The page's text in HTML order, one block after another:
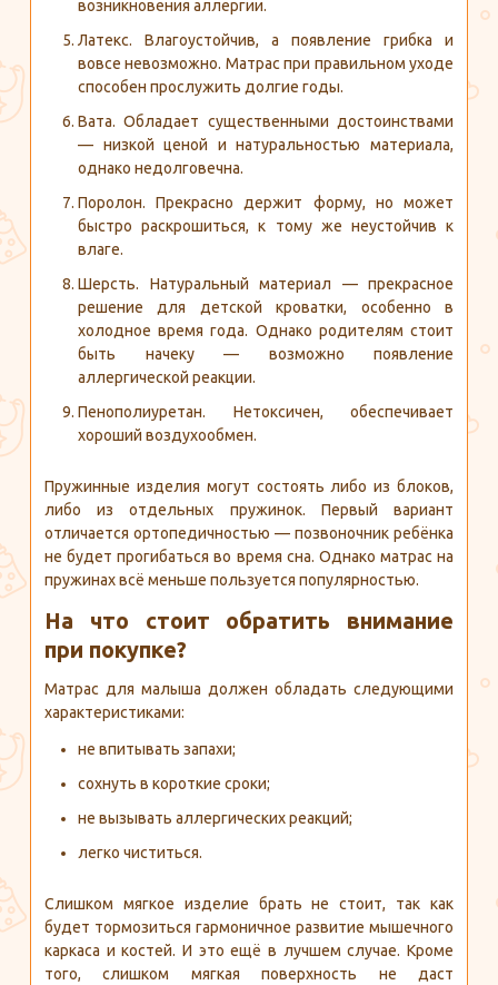
возникновения аллергии.
Латекс. Влагоустойчив, а появление грибка и
вовсе невозможно. Матрас при правильном уходе
способен прослужить долгие годы.
Вата. Обладает существенными достоинствами
— низкой ценой и натуральностью материала,
однако недолговечна.
Поролон. Прекрасно держит форму, но может
быстро раскрошиться, к тому же неустойчив к
влаге.
Шерсть. Натуральный материал — прекрасное
решение для детской кроватки, особенно в
холодное время года. Однако родителям стоит
быть начеку — возможно появление
аллергической реакции.
Пенополиуретан. Нетоксичен, обеспечивает
хороший воздухообмен.
Пружинные изделия могут состоять либо из блоков,
либо из отдельных пружинок. Первый вариант
отличается ортопедичностью — позвоночник ребёнка
не будет прогибаться во время сна. Однако матрас на
пружинах всё меньше пользуется популярностью.
На что стоит обратить внимание
при покупке?
Матрас для малыша должен обладать следующими
характеристиками:
не впитывать запахи;
сохнуть в короткие сроки;
не вызывать аллергических реакций;
легко чиститься.
Слишком мягкое изделие брать не стоит, так как
будет тормозиться гармоничное развитие мышечного
каркаса и костей. И это ещё в лучшем случае. Кроме
того, слишком мягкая поверхность не даст